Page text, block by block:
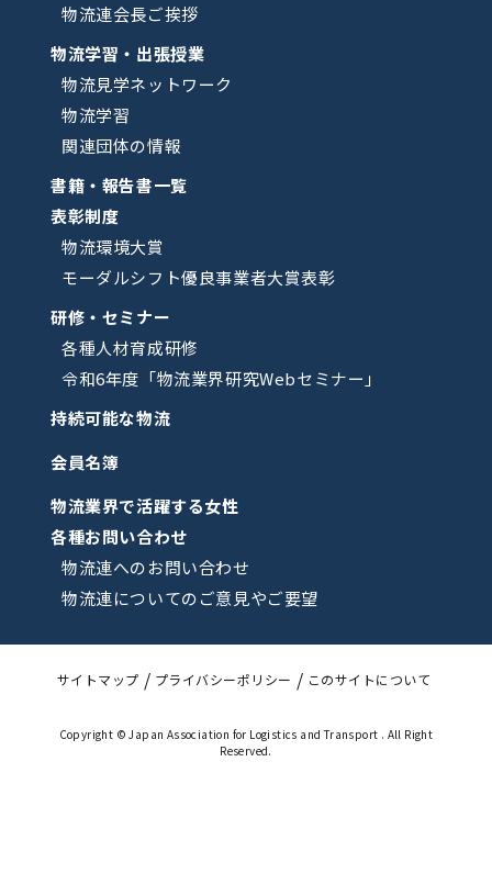
物流連会長ご挨拶
物流学習・出張授業
物流見学ネットワーク
物流学習
関連団体の情報
書籍・報告書一覧
表彰制度
物流環境大賞
モーダルシフト優良事業者大賞表彰
研修・セミナー
各種人材育成研修
令和6年度「物流業界研究Webセミナー」
持続可能な物流
会員名簿
物流業界で活躍する女性
各種お問い合わせ
物流連へのお問い合わせ
物流連についてのご意見やご要望
サイトマップ プライバシーポリシー このサイトについて
Copyright © Japan Association for Logistics and Transport . All Right
Reserved.